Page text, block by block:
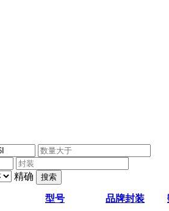
精确 搜索
型号 品牌封装